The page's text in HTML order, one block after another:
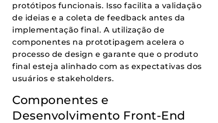
protótipos funcionais. Isso facilita a validação
de ideias e a coleta de feedback antes da
implementação final. A utilização de
componentes na prototipagem acelera o
processo de design e garante que o produto
final esteja alinhado com as expectativas dos
usuários e stakeholders.
Componentes e
Desenvolvimento Front-End